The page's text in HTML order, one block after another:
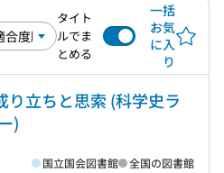
タイト
ルでま
とめる
一括
お気
に入
り
り立ちと思索 (科学史ラ
)
国立国会図書館 全国の図書館